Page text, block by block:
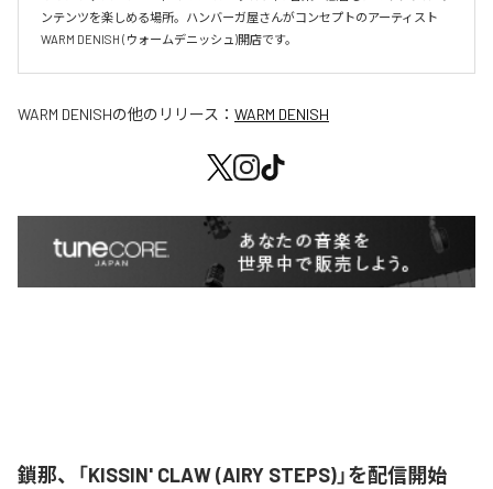
ンテンツを楽しめる場所。ハンバーガ屋さんがコンセプトのアーティスト
WARM DENISH (ウォームデニッシュ)開店です。
WARM DENISHの他のリリース： WARM DENISH
鎖那、「KISSIN' CLAW (AIRY STEPS)」を配信開始